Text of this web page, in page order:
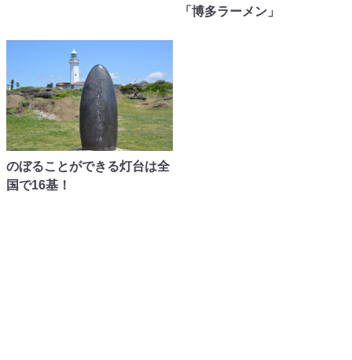
「博多ラーメン」
のぼることができる灯台は全
国で16基！